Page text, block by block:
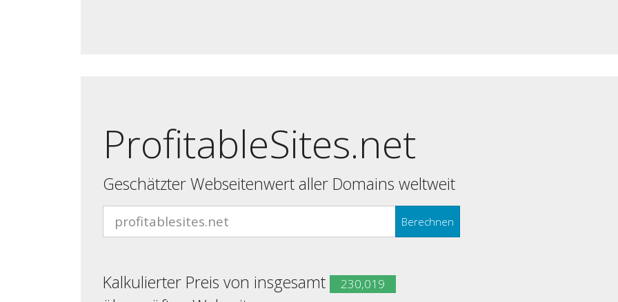
ProfitableSites.net
Geschätzter Webseitenwert aller Domains weltweit
Berechnen
Kalkulierter Preis von insgesamt 230,019